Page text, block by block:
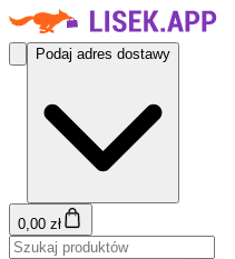
Podaj adres dostawy
0,00 zł